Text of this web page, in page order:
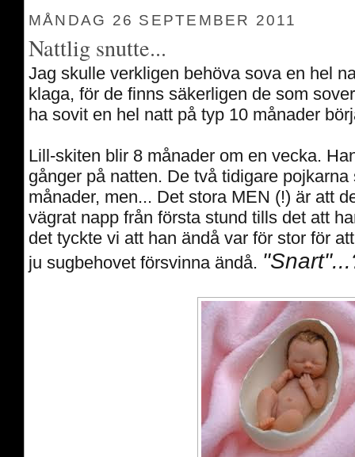
MÅNDAG 26 SEPTEMBER 2011
Nattlig snutte...
Jag skulle verkligen behöva sova en hel
klaga, för de finns säkerligen de som
ha sovit en hel natt på typ 10 månader
Lill-skiten blir 8 månader om en vecka.
gånger på natten. De två tidigare
månader, men... Det stora MEN (!) är att
vägrat napp från första stund tills det att
det tyckte vi att han ändå var för stor för
ju sugbehovet försvinna ändå.